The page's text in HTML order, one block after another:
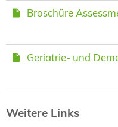
Broschüre
Geriatrie- und
Weitere Links